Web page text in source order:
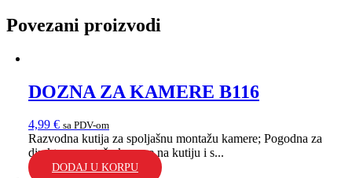
Povezani proizvodi
DOZNA ZA KAMERE B116
4,99 € sa PDV-om
Razvodna kutija za spoljašnu montažu kamere; Pogodna za
direktnu montažu kamere na kutiju i s...
DODAJ U KORPU